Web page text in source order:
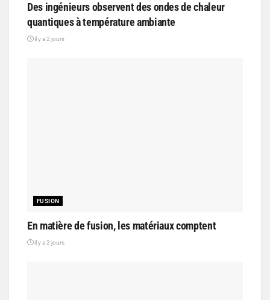
Des ingénieurs observent des ondes de chaleur
quantiques à température ambiante
il y a 2 jours
FUSION
En matière de fusion, les matériaux comptent
il y a 2 jours